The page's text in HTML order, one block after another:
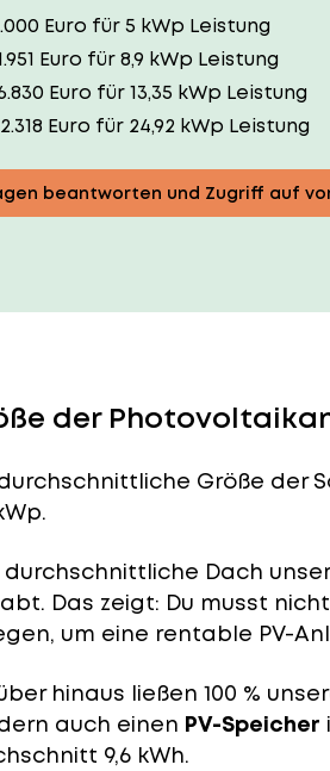
Euro für 5 kWp Leistung
Euro für 8,9 kWp Leistung
Euro für 13,35 kWp Leistung
Euro für 24,92 kWp Leistung
beantworten und Zugriff auf
der
Größe der
durchschnittliche Dach
Das zeigt: Du musst
um eine rentable PV-
hinaus ließen 100 %
auch einen PV-Speicher
9,6 kWh.